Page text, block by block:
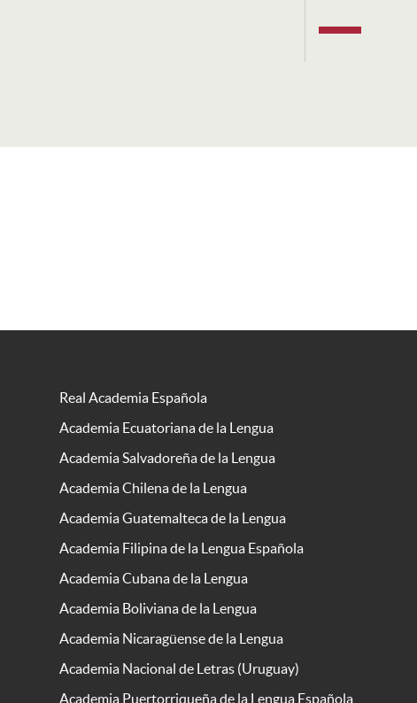
Real Academia Española
Academia Ecuatoriana de la Lengua
Academia Salvadoreña de la Lengua
Academia Chilena de la Lengua
Academia Guatemalteca de la Lengua
Academia Filipina de la Lengua Española
Academia Cubana de la Lengua
Academia Boliviana de la Lengua
Academia Nicaragüense de la Lengua
Academia Nacional de Letras (Uruguay)
Academia Puertorriqueña de la Lengua Española